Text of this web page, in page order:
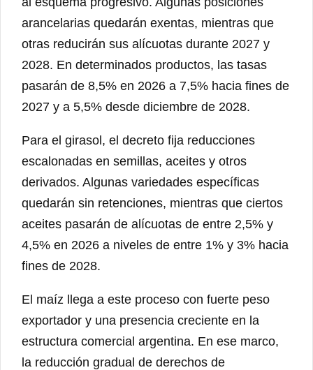
arancelarias quedarán exentas, mientras que
otras reducirán sus alícuotas durante 2027 y
2028. En determinados productos, las tasas
pasarán de 8,5% en 2026 a 7,5% hacia fines de
2027 y a 5,5% desde diciembre de 2028.
Para el girasol, el decreto fija reducciones
escalonadas en semillas, aceites y otros
derivados. Algunas variedades específicas
quedarán sin retenciones, mientras que ciertos
aceites pasarán de alícuotas de entre 2,5% y
4,5% en 2026 a niveles de entre 1% y 3% hacia
fines de 2028.
El maíz llega a este proceso con fuerte peso
exportador y una presencia creciente en la
estructura comercial argentina. En ese marco,
la reducción gradual de derechos de